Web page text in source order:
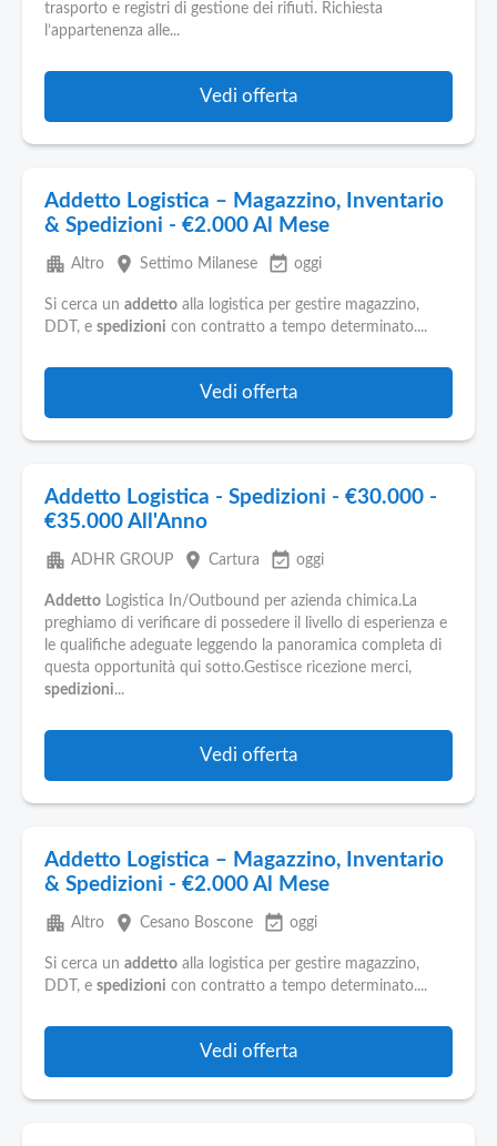
trasporto e registri di gestione dei rifiuti. Richiesta
l’appartenenza alle...
Vedi offerta
Addetto Logistica – Magazzino, Inventario
& Spedizioni - €2.000 Al Mese
apartment Altro place Settimo Milanese event_available oggi
Si cerca un addetto alla logistica per gestire magazzino,
DDT, e spedizioni con contratto a tempo determinato....
Vedi offerta
Addetto Logistica - Spedizioni - €30.000 -
€35.000 All'Anno
apartment ADHR GROUP place Cartura event_available oggi
Addetto Logistica In/Outbound per azienda chimica.La
preghiamo di verificare di possedere il livello di esperienza e
le qualifiche adeguate leggendo la panoramica completa di
questa opportunità qui sotto.Gestisce ricezione merci,
spedizioni...
Vedi offerta
Addetto Logistica – Magazzino, Inventario
& Spedizioni - €2.000 Al Mese
apartment Altro place Cesano Boscone event_available oggi
Si cerca un addetto alla logistica per gestire magazzino,
DDT, e spedizioni con contratto a tempo determinato....
Vedi offerta